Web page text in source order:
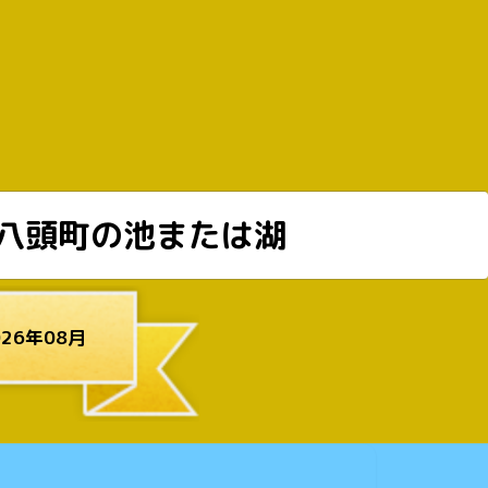
頭町の池または湖
年08月